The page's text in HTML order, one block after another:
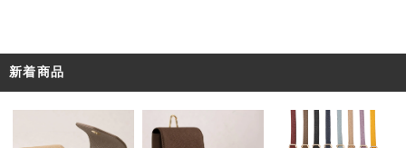
新着商品